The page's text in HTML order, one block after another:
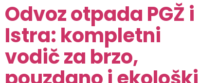
Odvoz otpada PGŽ i
Istra: kompletni
vodič za brzo,